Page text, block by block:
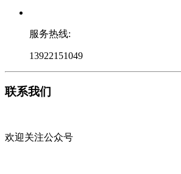
服务热线:
13922151049
联系我们
欢迎关注公众号